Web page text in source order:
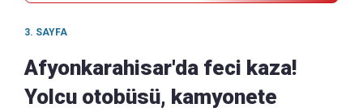
3. SAYFA
Afyonkarahisar'da feci kaza!
Yolcu otobüsü, kamyonete